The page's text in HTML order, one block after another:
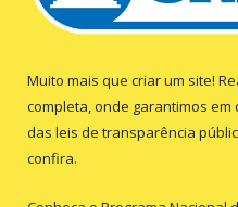
Muito mais que criar um site!
completa, onde garantimos
das leis de transparência
confira.